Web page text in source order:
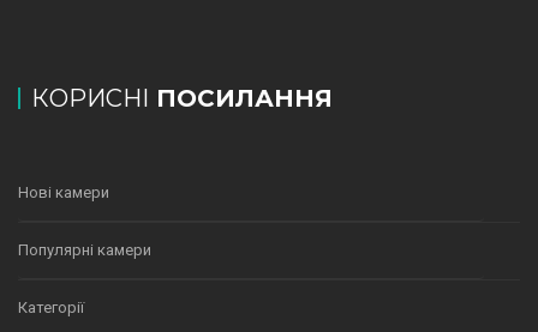
КОРИСНІ ПОСИЛАННЯ
Нові камери
Популярні камери
Категорії